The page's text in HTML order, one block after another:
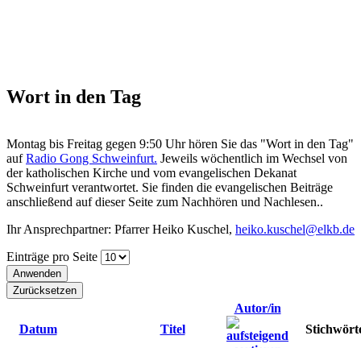
Wort in den Tag
Montag bis Freitag gegen 9:50 Uhr hören Sie das "Wort in den Tag"
aufRadio Gong Schweinfurt. Jeweils wöchentlich im Wechsel von
der katholischen Kirche und vom evangelischen Dekanat
Schweinfurt verantwortet. Sie finden die evangelischen Beiträge
anschließend auf dieser Seite zum Nachhören und Nachlesen..
Ihr Ansprechpartner: Pfarrer Heiko Kuschel, heiko.kuschel@elkb.de
Einträge pro Seite
Datum Titel
Autor/in